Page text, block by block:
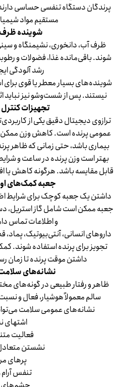
پرندگان دستگاه تنفسی حساسی
مستقیم مواد
شوینده
ظرف آب، دانخوری، نشیمنگاه و
شوند. باقی‌مانده غذا، فضولات و
رشد آلودگی
شوینده‌های بسیار معطر یا قوی برای
نیستند. پس از شست‌وشو نیز نباید
تجهیزات
ترازوی دیجیتال دقیق یکی از
عمومی پرنده است. کاهش وزن
بیماری باشد، حتی زمانی که ظاهر
بهتر است وزن پرنده در ساعت و
قابل مقایسه باشد. هرگونه کاهش یا
جعبه کمک‌های
داشتن یک جعبه کوچک برای شرایط
جعبه ممکن است شامل گاز
و اطلاعات تماس
داروهای انسانی، آنتی‌بیوتیک،
تجویز برای پرنده استفاده شوند.
داشتن موقت پرنده تا زمان
نشانه‌های
ظاهر و رفتار طبیعی در گونه‌های
سالم معمولاً هوشیار، فعال و
نشانه‌های عمومی سلامت
اشتهای
فعالیت
نشستن
پرهای
تنفس